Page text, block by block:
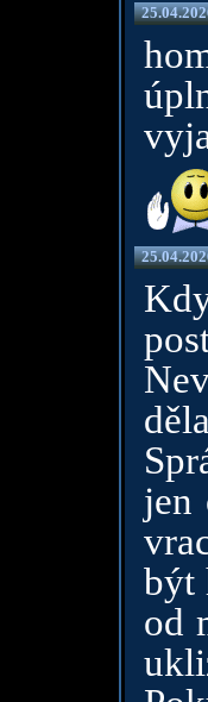
jen
být
od